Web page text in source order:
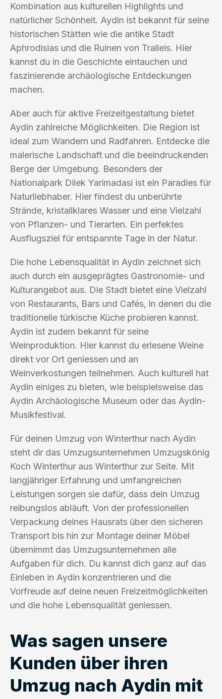
Kombination aus kulturellen Highlights und
natürlicher Schönheit. Aydin ist bekannt für seine
historischen Stätten wie die antike Stadt
Aphrodisias und die Ruinen von Tralleis. Hier
kannst du in die Geschichte eintauchen und
faszinierende archäologische Entdeckungen
machen.
Aber auch für aktive Freizeitgestaltung bietet
Aydin zahlreiche Möglichkeiten. Die Region ist
ideal zum Wandern und Radfahren. Entdecke die
malerische Landschaft und die beeindruckenden
Berge der Umgebung. Besonders der
Nationalpark Dilek Yarimadasi ist ein Paradies für
Naturliebhaber. Hier findest du unberührte
Strände, kristallklares Wasser und eine Vielzahl
von Pflanzen- und Tierarten. Ein perfektes
Ausflugsziel für entspannte Tage in der Natur.
Die hohe Lebensqualität in Aydin zeichnet sich
auch durch ein ausgeprägtes Gastronomie- und
Kulturangebot aus. Die Stadt bietet eine Vielzahl
von Restaurants, Bars und Cafés, in denen du die
traditionelle türkische Küche probieren kannst.
Aydin ist zudem bekannt für seine
Weinproduktion. Hier kannst du erlesene Weine
direkt vor Ort geniessen und an
Weinverkostungen teilnehmen. Auch kulturell hat
Aydin einiges zu bieten, wie beispielsweise das
Aydin Archäologische Museum oder das Aydin-
Musikfestival.
Für deinen Umzug von Winterthur nach Aydin
steht dir das Umzugsunternehmen Umzugskönig
Koch Winterthur aus Winterthur zur Seite. Mit
langjähriger Erfahrung und umfangreichen
Leistungen sorgen sie dafür, dass dein Umzug
reibungslos abläuft. Von der professionellen
Verpackung deines Hausrats über den sicheren
Transport bis hin zur Montage deiner Möbel
übernimmt das Umzugsunternehmen alle
Aufgaben für dich. Du kannst dich ganz auf das
Einleben in Aydin konzentrieren und die
Vorfreude auf deine neuen Freizeitmöglichkeiten
und die hohe Lebensqualität geniessen.
Was sagen unsere
Kunden über ihren
Umzug nach Aydin mit